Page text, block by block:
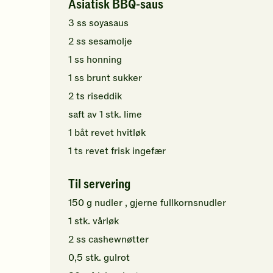
Asiatisk BBQ-saus
3 ss soyasaus
2ss sesamolje
1 ss honning
1 ss brunt sukker
2ts riseddik
saft av1 stk. lime
1 båt revet hvitløk
1 ts revetfrisk ingefær
Til servering
150g nudler , gjerne fullkornsnudler
1 stk. vårløk
2ss cashewnøtter
0,5 stk. gulrot